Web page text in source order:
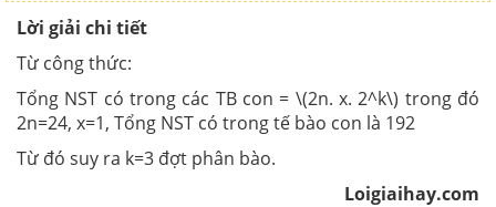
Lời giải chi tiết
Từ công thức:
Tổng NST có trong các TB con = \(2n. x. 2^k\) trong đó
2n=24, x=1, Tổng NST có trong tế bào con là 192
Từ đó suy ra k=3 đợt phân bào.
Loigiaihay.com